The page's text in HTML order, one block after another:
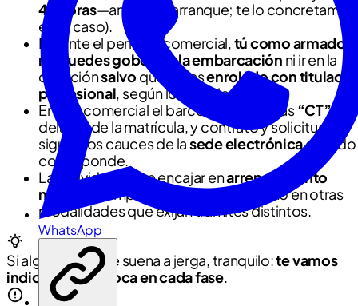
WhatsApp
48 horas—antes del arranque; te lo concretamos
en tu caso).
Durante el periodo comercial,tú como armador
no puedes gobernar la embarcación ni ir en la
dotaciónsalvo que vayasenrolado con
profesional, según lo establecido.
En uso comercial el barco lleva las letras“CT”
delante de la matrícula, y contrato y solicitudes
siguen los cauces de lasede electrónicacuando
corresponde.
La actividad debe encajar enarrendamiento
náutico
al amparo de este régimen, no en otras
modalidades que exijan trámites distintos.
Si algo de esto te suena a jerga, tranquilo:te vamos
indicando qué toca en cada fase.